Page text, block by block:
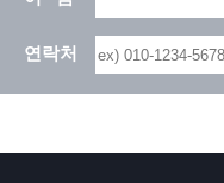
연락처